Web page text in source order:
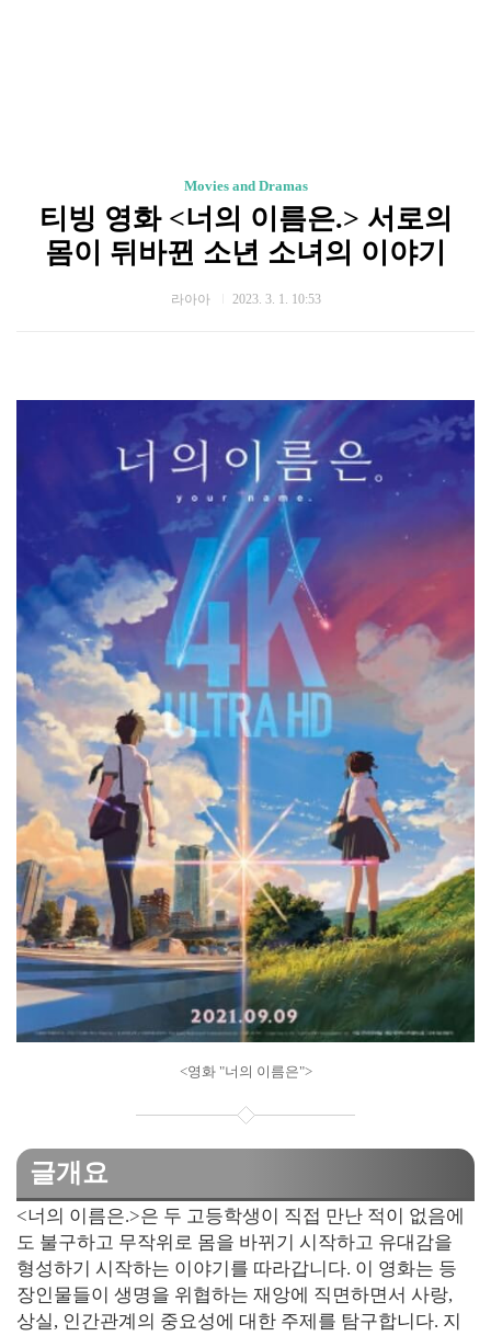
Movies and Dramas
티빙 영화 <너의 이름은.> 서로의
몸이 뒤바뀐 소년 소녀의 이야기
라아아 2023. 3. 1. 10:53
<영화 "너의 이름은">
글개요
<너의 이름은.>은 두 고등학생이 직접 만난 적이 없음에
도 불구하고 무작위로 몸을 바뀌기 시작하고 유대감을
형성하기 시작하는 이야기를 따라갑니다. 이 영화는 등
장인물들이 생명을 위협하는 재앙에 직면하면서 사랑,
상실, 인간관계의 중요성에 대한 주제를 탐구합니다. 지